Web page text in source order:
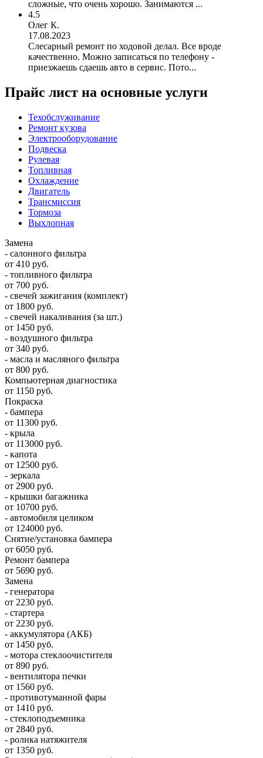
сложные, что очень хорошо. Занимаются ...
4.5
Олег К.
17.08.2023
Слесарный ремонт по ходовой делал. Все вроде
качественно. Можно записаться по телефону -
приезжаешь сдаешь авто в сервис. Пото...
Прайс лист на основные услуги
Техобслуживание
Ремонт кузова
Электрооборудование
Подвеска
Рулевая
Топливная
Охлаждение
Двигатель
Трансмиссия
Тормоза
Выхлопная
Замена
- салонного фильтра
от 410 руб.
- топливного фильтра
от 700 руб.
- свечей зажигания (комплект)
от 1800 руб.
- свечей накаливания (за шт.)
от 1450 руб.
- воздушного фильтра
от 340 руб.
- масла и масляного фильтра
от 800 руб.
Компьютерная диагностика
от 1150 руб.
Покраска
- бампера
от 11300 руб.
- крыла
от 113000 руб.
- капота
от 12500 руб.
- зеркала
от 2900 руб.
- крышки багажника
от 10700 руб.
- автомобиля целиком
от 124000 руб.
Снятие/установка бампера
от 6050 руб.
Ремонт бампера
от 5690 руб.
Замена
- генератора
от 2230 руб.
- стартера
от 2230 руб.
- аккумулятора (АКБ)
от 1450 руб.
- мотора стеклоочистителя
от 890 руб.
- вентилятора печки
от 1560 руб.
- противотуманной фары
от 1410 руб.
- стеклоподъемника
от 2840 руб.
- ролика натяжителя
от 1350 руб.